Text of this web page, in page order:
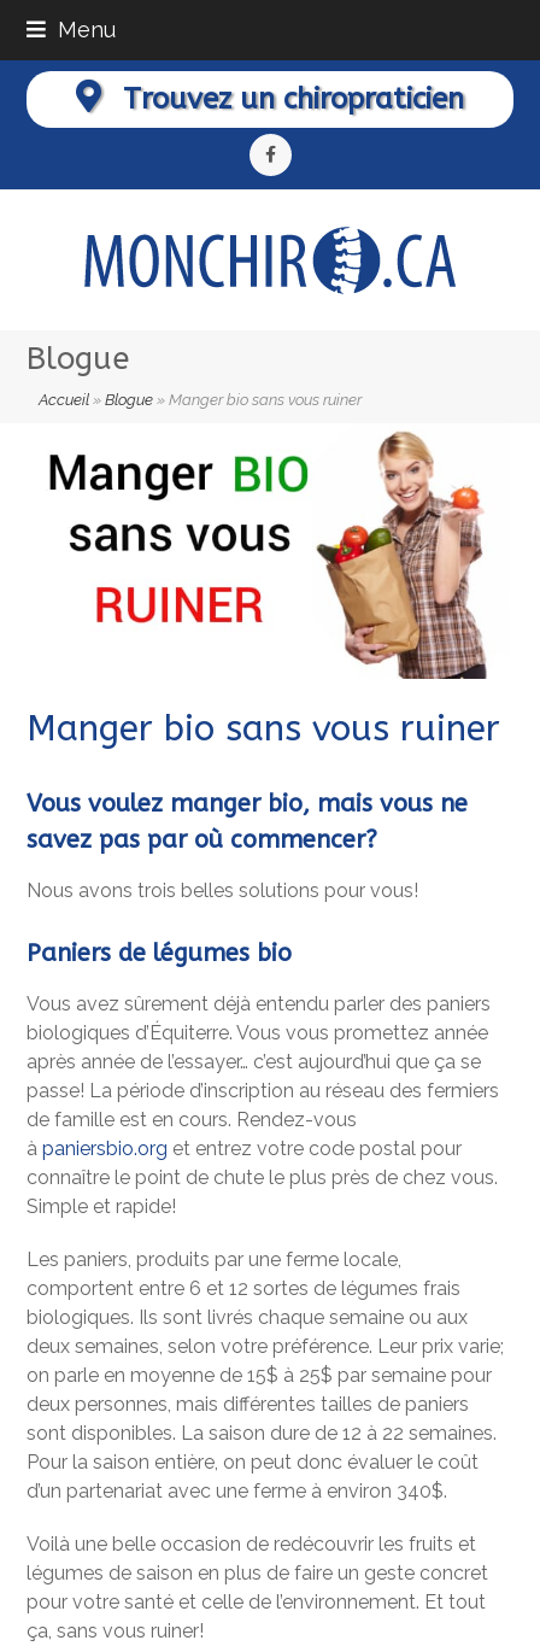
Menu
Trouvez un chiropraticien
Facebook
Blogue
Accueil »Blogue »Manger bio sans vous ruiner
Manger bio sans vous ruiner
Vous voulez manger bio, mais vous ne
savez pas par où commencer?
Nous avons trois belles solutions pour vous!
Paniers de légumes bio
Vous avez sûrement déjà entendu parler des paniers
biologiques d’Équiterre. Vous vous promettez année
après année de l’essayer… c’est aujourd’hui que ça se
passe! La période d’inscription au réseau des fermiers
de famille est en cours. Rendez-vous
àpaniersbio.org et entrez votre code postal pour
connaître le point de chute le plus près de chez vous.
Simple et rapide!
Les paniers, produits par une ferme locale,
comportent entre 6 et 12 sortes de légumes frais
biologiques. Ils sont livrés chaque semaine ou aux
deux semaines, selon votre préférence. Leur prix varie;
on parle en moyenne de 15$ à 25$ par semaine pour
deux personnes, mais différentes tailles de paniers
sont disponibles. La saison dure de 12 à 22 semaines.
Pour la saison entière, on peut donc évaluer le coût
d’un partenariat avec une ferme à environ 340$.
Voilà une belle occasion de redécouvrir les fruits et
légumes de saison en plus de faire un geste concret
pour votre santé et celle de l’environnement. Et tout
ça, sans vous ruiner!